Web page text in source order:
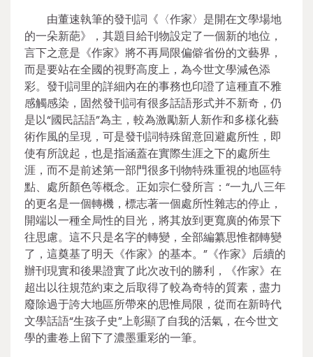
由董速執筆的發刊詞《〈作家〉是開在文學場地
的一朵新葩》，其題目給刊物設定了一個新的地位，
言下之意是《作家》將不再局限偏僻省份的文藝界，
而是要站在全國的視野高度上，為今世文學減色添
彩。發刊詞里的詳細內在的事務也印證了這種直不雅
感觸感染，固然發刊詞有很多話語形式并不新奇，仍
是以“國民話語”為主，較為激勵新人新作和多樣化藝
術作風的呈現，可是發刊詞特殊留意回避處所性，即
使有所說起，也是指涵蓋在實際生涯之下的處所生
涯，而不是前述第一部門很多刊物特殊重視的地區特
點、處所顏色等概念。正如宗仁發所言：“一九八三年
的更名是一個轉機，標志著一個處所性雜志的停止，
開端以一種全局性的目光，將其放到更寬廣的佈景下
往思慮。這不只是名字的轉變，全部編纂思惟都轉變
了，這奠基了明天《作家》的基本。”《作家》后續的
辦刊現實和後果證實了此次改刊的勝利，《作家》在
超出以往規范約束之后取得了較為奇特的質素，盡力
廢除過于誇大地區所帶來的思惟局限，從而在新時代
文學話語“生孩子史”上彰顯了自我的活氣，在今世文
學的畫卷上留下了濃墨重彩的一筆。